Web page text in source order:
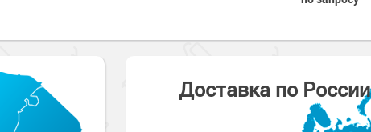
Доставка по России